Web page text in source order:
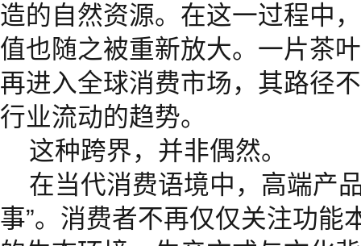
造的自然资源。在这一过程中
值也随之被重新放大。一片茶
再进入全球消费市场，其路径
行业流动的趋势。
这种跨界，并非偶然。
在当代消费语境中，高端产
事”。消费者不再仅仅关注功能